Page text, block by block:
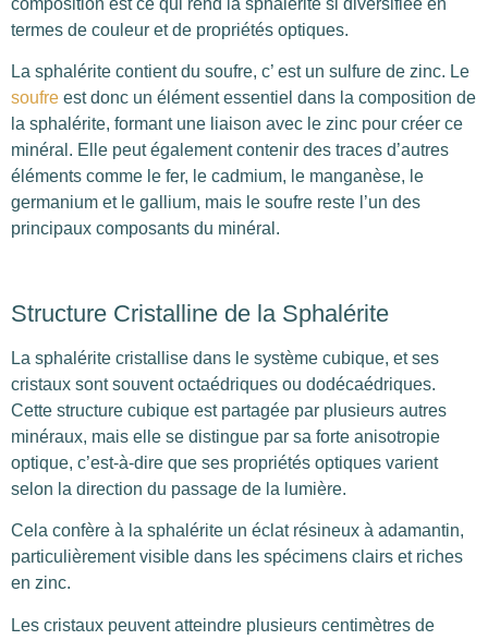
termes de couleur et de propriétés optiques.
La sphalérite contient du soufre, c’ est un sulfure de zinc. Le
soufre est donc un élément essentiel dans la composition de
la sphalérite, formant une liaison avec le zinc pour créer ce
minéral. Elle peut également contenir des traces d’autres
éléments comme le fer, le cadmium, le manganèse, le
germanium et le gallium, mais le soufre reste l’un des
principaux composants du minéral.
Structure Cristalline de la Sphalérite
La sphalérite cristallise dans le système cubique, et ses
cristaux sont souvent octaédriques ou dodécaédriques.
Cette structure cubique est partagée par plusieurs autres
minéraux, mais elle se distingue par sa forte anisotropie
optique, c’est-à-dire que ses propriétés optiques varient
selon la direction du passage de la lumière.
Cela confère à la sphalérite un éclat résineux à adamantin,
particulièrement visible dans les spécimens clairs et riches
en zinc.
Les cristaux peuvent atteindre plusieurs centimètres de